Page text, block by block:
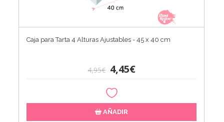
Caja para Tarta 4 Alturas Ajustables - 45 x 40 cm
4,95€ 4,45€
AÑADIR